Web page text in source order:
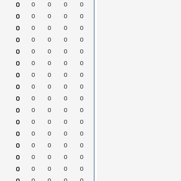
0 0 0 0
0
0 0 0 0
0
0 0 0 0
0
0 0 0 0
0
0 0 0 0
0
0 0 0 0
0
0 0 0 0
0
0 0 0 0
0
0 0 0 0
0
0 0 0 0
0
0 0 0 0
0
0 0 0 0
0
0 0 0 0
0
0 0 0 0
0
0 0 0 0
0